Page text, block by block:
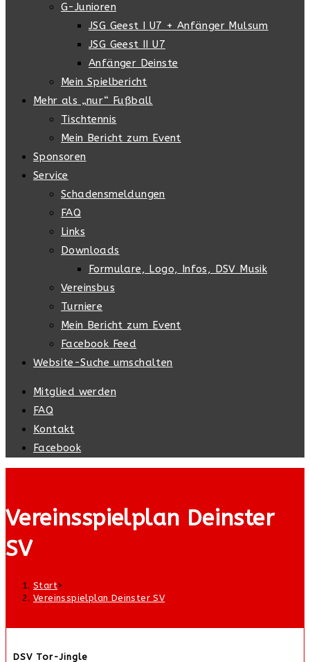
G-Junioren
JSG Geest I U7 + Anfänger Mulsum
JSG Geest II U7
Anfänger Deinste
Mein Spielbericht
Mehr als „nur“ Fußball
Tischtennis
Mein Bericht zum Event
Sponsoren
Service
Schadensmeldungen
FAQ
Links
Downloads
Formulare, Logo, Infos, DSV Musik
Vereinsbus
Turniere
Mein Bericht zum Event
Facebook Feed
Website-Suche umschalten
Mitglied werden
FAQ
Kontakt
Facebook
Vereinsspielplan Deinster
SV
Start>
Vereinsspielplan Deinster SV
DSV Tor-Jingle